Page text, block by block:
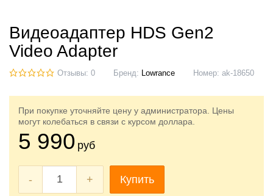
Видеоадаптер HDS Gen2
Video Adapter
Отзывы: 0 Бренд: Lowrance Номер: ak-18650
При покупке уточняйте цену у администратора. Цены
могут колебаться в связи с курсом доллара.
5 990 руб
- + Купить